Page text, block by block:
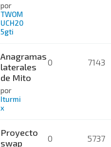
por
TWOM
UCH20
5gti
Anagramas
laterales
de Mito
por
Iturmi
x
0 7143
Proyecto
swap
0 5737